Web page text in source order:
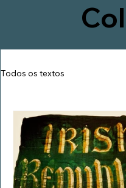
Todos os textos